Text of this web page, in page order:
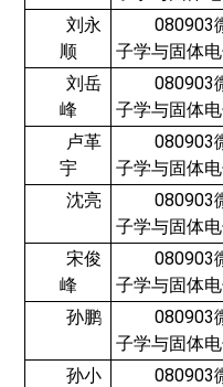
刘永
顺
080903
子学与固体
刘岳
峰
080903
子学与固体
卢革
宇
080903
子学与固体
沈亮
080903
子学与固体
宋俊
峰
080903
子学与固体
孙鹏
080903
子学与固体
孙小
080903